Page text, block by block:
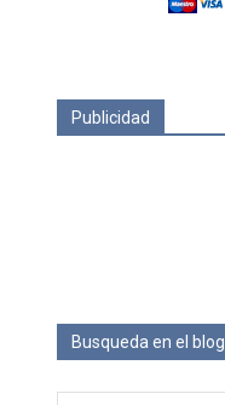
Publicidad
Busqueda en el blog